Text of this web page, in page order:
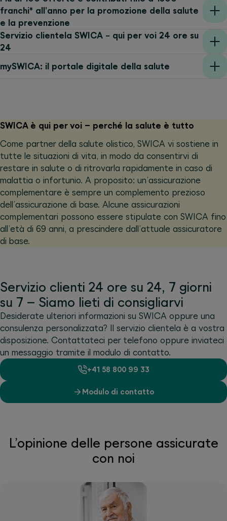
franchi* all’anno per la promozione della salute
e la prevenzione
Servizio clientela SWICA − qui per voi 24 ore su
24
mySWICA: il portale digitale della salute
SWICA è qui per voi – perché la salute è tutto
Come partner della salute olistico, SWICA vi sostiene in
tutte le situazioni di vita, in modo da consentirvi di
restare in salute o di ritrovarla rapidamente in caso di
malattia o infortunio. A proposito: un’assicurazione
complementare è sempre un complemento prezioso
dell’assicurazione di base. Alcune assicurazioni
complementari possono essere stipulate con SWICA fino
all’età di 69 anni, a prescindere dall’attuale assicuratore
di base.
Servizio clienti 24 ore su 24, 7 giorni
su 7 – Siamo lieti di consigliarvi
Desiderate ulteriori informazioni su SWICA oppure una
consulenza personalizzata? Il servizio clientela è a vostra
disposizione. Contattateci per telefono oppure inviateci
un messaggio tramite il modulo di contatto.
+41 58 800 99 33
Modulo di contatto
L’opinione delle persone assicurate
con noi